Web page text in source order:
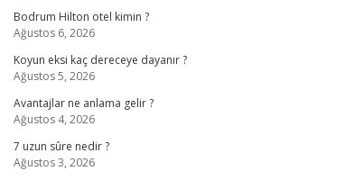
Bodrum Hilton otel kimin ?
Ağustos 6, 2026
Koyun eksi kaç dereceye dayanır ?
Ağustos 5, 2026
Avantajlar ne anlama gelir ?
Ağustos 4, 2026
7 uzun sûre nedir ?
Ağustos 3, 2026